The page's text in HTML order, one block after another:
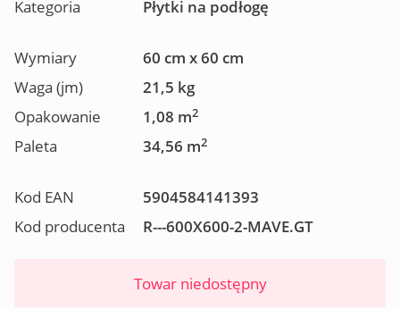
Kategoria
Płytki na podłogę
Wymiary
60 cm x 60 cm
Waga (jm)
21,5 kg
Opakowanie
1,08 m2
Paleta 34,56 m2
Kod EAN
5904584141393
Kod producenta
R---600X600-2-MAVE.GT
Towar niedostępny